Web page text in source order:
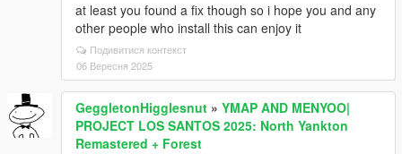
at least you found a fix though so i hope you and any
other people who install this can enjoy it
Подивитися контекст
06 Вересня 2025
GeggletonHigglesnut » YMAP AND MENYOO|
PROJECT LOS SANTOS 2025: North Yankton
Remastered + Forest